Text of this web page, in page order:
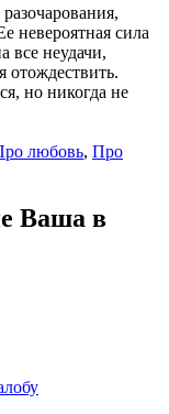
невероятная сила
все неудачи,
отождествить.
но никогда не
любовь, Про
Ваша в